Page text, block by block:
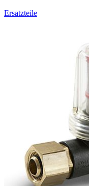
Ersatzteile